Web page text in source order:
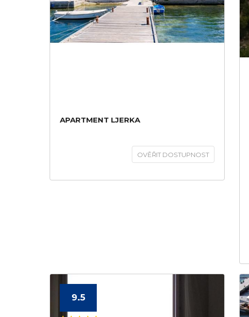
APARTMENT LJERKA
OVĚŘIT DOSTUPNOST
9.5